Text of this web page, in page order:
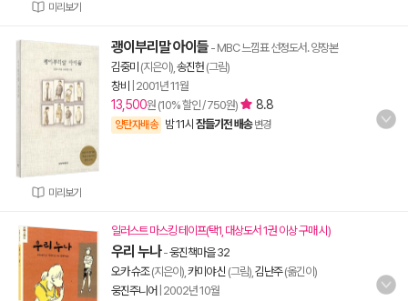
미리보기
미리보기
괭이부리말 아이들 - MBC 느낌표 선정도서. 양장본
김중미 (지은이), 송진헌 (그림)
창비
2001년 11월
13,500원 (10% 할인 / 750원) 8.8
양탄자배송 밤 11시 잠들기전 배송 변경
일러스트 마스킹 테이프(택1, 대상도서 1권 이상 구매 시)
우리 누나-웅진책마을 32
오카 슈조(지은이), 카미야 신 (그림), 김난주(옮긴이)
웅진주니어 2002년 10월